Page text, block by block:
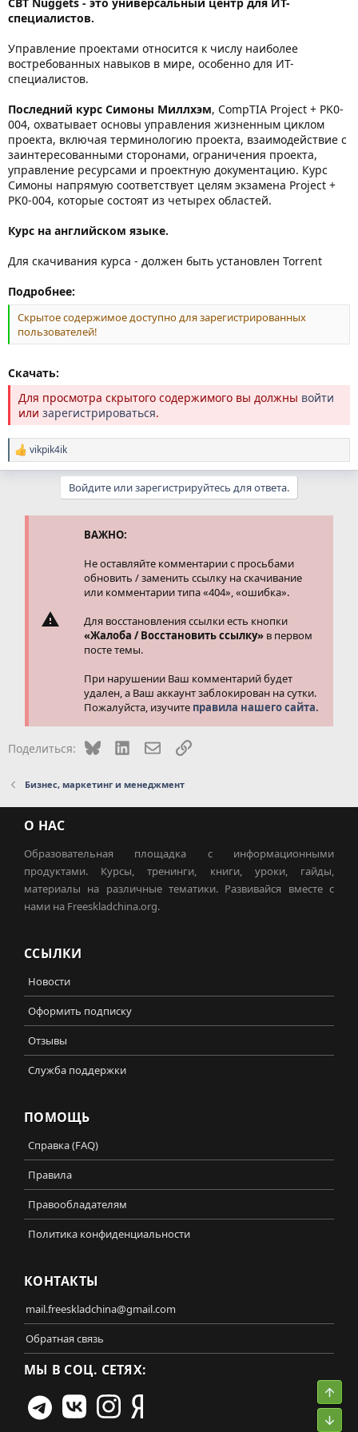
специалистов.
Управление проектами относится к числу наиболее
востребованных навыков в мире, особенно для ИТ-
специалистов.
Последний курс Симоны Миллхэм, CompTIA Project + PK0-
004, охватывает основы управления жизненным циклом
проекта, включая терминологию проекта, взаимодействие с
заинтересованными сторонами, ограничения проекта,
управление ресурсами и проектную документацию. Курс
Симоны напрямую соответствует целям экзамена Project +
PK0-004, которые состоят из четырех областей.
Курс на английском языке.
Для скачивания курса - должен быть установлен Torrent
Подробнее:
Скрытое содержимое доступно для зарегистрированных
пользователей!
Скачать:
Для просмотра скрытого содержимого вы должны войти
или зарегистрироваться.
Р
е
vikpik4ik
Войдите или зарегистрируйтесь для ответа.
ВАЖНО:
Не оставляйте комментарии с просьбами
обновить / заменить ссылку на скачивание
или комментарии типа «404», «ошибка».
Для восстановления ссылки есть кнопки
«Жалоба / Восстановить ссылку» в первом
посте темы.
При нарушении Ваш комментарий будет
удален, а Ваш аккаунт заблокирован на сутки.
Пожалуйста, изучите правила нашего сайта.
Поделиться: Bluesky LinkedInЭлектронная почта
Ссылка
Бизнес, маркетинг и менеджмент
О НАС
Образовательная площадка с информационными
продуктами. Курсы, тренинги, книги, уроки, гайды,
материалы на различные тематики. Развивайся вместе с
нами на Freeskladchina.org.
ССЫЛКИ
Новости
Оформить подписку
Отзывы
Служба поддержки
ПОМОЩЬ
Справка (FAQ)
Правила
Правообладателям
Политика конфиденциальности
КОНТАКТЫ
mail.freeskladchina@gmail.com
Обратная связь
МЫ В СОЦ. СЕТЯХ: